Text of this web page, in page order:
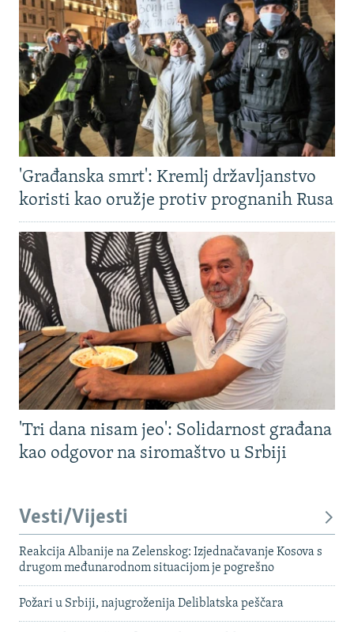
'Građanska smrt': Kremlj državljanstvo
koristi kao oružje protiv prognanih Rusa
'Tri dana nisam jeo': Solidarnost građana
kao odgovor na siromaštvo u Srbiji
Vesti/Vijesti
Reakcija Albanije na Zelenskog: Izjednačavanje Kosova s ​​
drugom međunarodnom situacijom je pogrešno
Požari u Srbiji, najugroženija Deliblatska peščara